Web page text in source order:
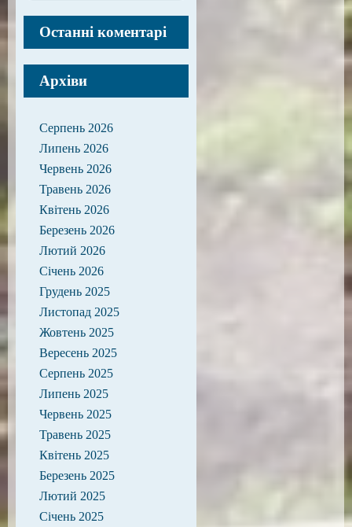
Останні коментарі
Архіви
Серпень 2026
Липень 2026
Червень 2026
Травень 2026
Квітень 2026
Березень 2026
Лютий 2026
Січень 2026
Грудень 2025
Листопад 2025
Жовтень 2025
Вересень 2025
Серпень 2025
Липень 2025
Червень 2025
Травень 2025
Квітень 2025
Березень 2025
Лютий 2025
Січень 2025